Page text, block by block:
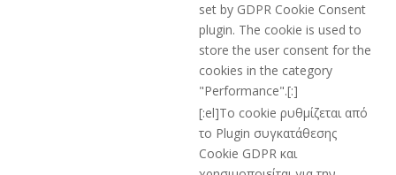
set by GDPR Cookie Consent
plugin. The cookie is used to
store the user consent for the
cookies in the category
"Performance".[:]
[:el]Το cookie ρυθμίζεται από
το Plugin συγκατάθεσης
Cookie GDPR και